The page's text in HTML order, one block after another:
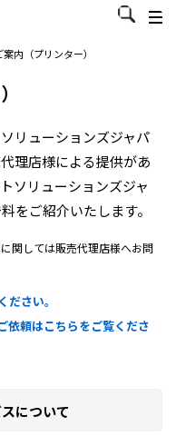
内（プリンター）
リューションズジャパ
理店様による提供があ
ソリューションズジャ
をご紹介いたします。
関しては販売代理店様へお問
さい。
依頼はこちらをご覧くださ
について